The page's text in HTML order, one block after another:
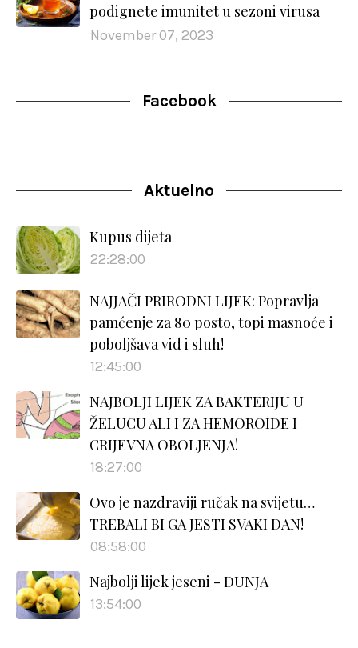
podignete imunitet u sezoni virusa
November 07, 2023
Facebook
Aktuelno
Kupus dijeta
22:28:00
NAJJAČI PRIRODNI LIJEK: Popravlja
pamćenje za 80 posto, topi masnoće i
poboljšava vid i sluh!
12:45:00
NAJBOLJI LIJEK ZA BAKTERIJU U
ŽELUCU ALI I ZA HEMOROIDE I
CRIJEVNA OBOLJENJA!
18:27:00
Ovo je nazdraviji ručak na svijetu…
TREBALI BI GA JESTI SVAKI DAN!
08:58:00
Najbolji lijek jeseni - DUNJA
13:54:00